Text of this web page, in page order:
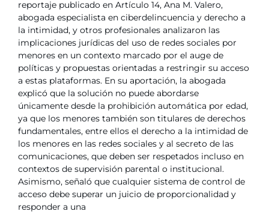
reportaje publicado en Artículo 14, Ana M. Valero,
abogada especialista en ciberdelincuencia y derecho a
la intimidad, y otros profesionales analizaron las
implicaciones jurídicas del uso de redes sociales por
menores en un contexto marcado por el auge de
políticas y propuestas orientadas a restringir su acceso
a estas plataformas. En su aportación, la abogada
explicó que la solución no puede abordarse
únicamente desde la prohibición automática por edad,
ya que los menores también son titulares de derechos
fundamentales, entre ellos el derecho a la intimidad de
los menores en las redes sociales y al secreto de las
comunicaciones, que deben ser respetados incluso en
contextos de supervisión parental o institucional.
Asimismo, señaló que cualquier sistema de control de
acceso debe superar un juicio de proporcionalidad y
responder a una